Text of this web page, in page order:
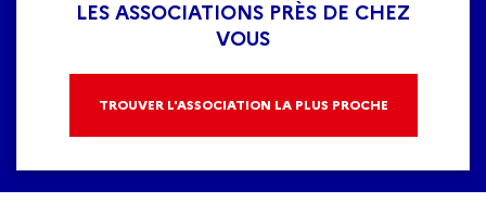
LES ASSOCIATIONS PRÈS DE CHEZ
VOUS
TROUVER L'ASSOCIATION LA PLUS PROCHE